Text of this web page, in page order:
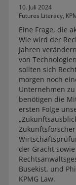
10. Juli 2024
Futures Literacy,
Eine Frage, die
Wie wird der
Jahren
von
sollten sich
morgen noch
Unternehmen
benötigen die
ersten Folge
der Gracht
Busekist, und
KPMG Law.